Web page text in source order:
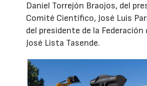
Daniel Torrejón Braojos, del
Comité Científico, José Luis
del presidente de la Federación
José Lista Tasende.